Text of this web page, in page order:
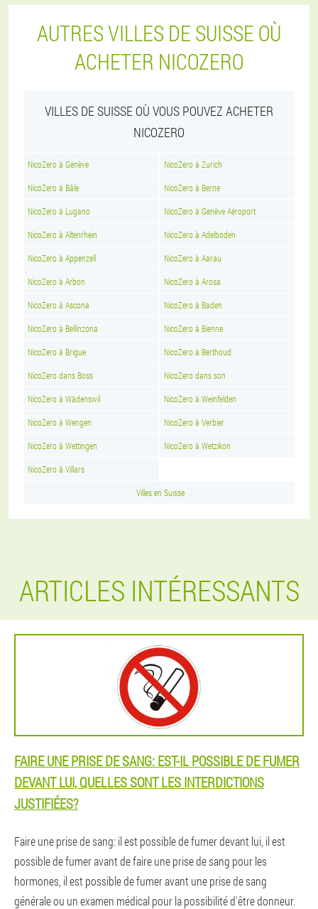
AUTRES VILLES DE SUISSE OÙ
ACHETER NICOZERO
VILLES DE SUISSE OÙ VOUS POUVEZ ACHETER
NICOZERO
NicoZero à Genève NicoZero à Zurich
NicoZero à Bâle NicoZero à Berne
NicoZero à Lugano NicoZero à Genève Aéroport
NicoZero à Altenrhein NicoZero à Adelboden
NicoZero à Appenzell NicoZero à Aarau
NicoZero à Arbon NicoZero à Arosa
NicoZero à Ascona NicoZero à Baden
NicoZero à Bellinzona NicoZero à Bienne
NicoZero à Brigue NicoZero à Berthoud
NicoZero dans Boss NicoZero dans son
NicoZero à Wädenswil NicoZero à Weinfelden
NicoZero à Wengen NicoZero à Verbier
NicoZero à Wettingen NicoZero à Wetzikon
NicoZero à Villars
Villes en Suisse
ARTICLES INTÉRESSANTS
FAIRE UNE PRISE DE SANG: EST-IL POSSIBLE DE FUMER
DEVANT LUI, QUELLES SONT LES INTERDICTIONS
JUSTIFIÉES?
Faire une prise de sang: il est possible de fumer devant lui, il est
possible de fumer avant de faire une prise de sang pour les
hormones, il est possible de fumer avant une prise de sang
générale ou un examen médical pour la possibilité d'être donneur.